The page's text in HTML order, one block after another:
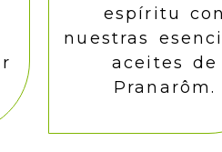
espíritu con
nuestras
aceites de
Pranarôm.